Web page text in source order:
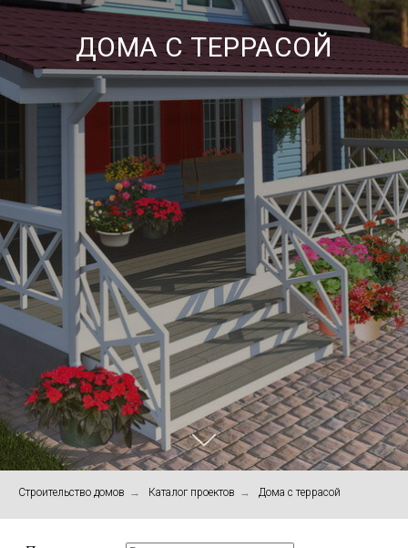
ДОМА С ТЕРРАСОЙ
Строительство домов → Каталог проектов → Дома с террасой